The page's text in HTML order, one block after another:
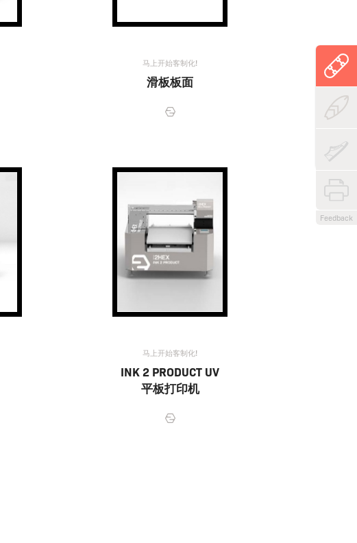
Feedback
马上开始客制化!
滑板板面
马上开始客制化!
INK 2 PRODUCT UV
平板打印机